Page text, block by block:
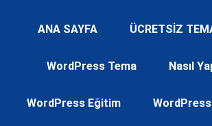
ANA SAYFA ÜCRETSİZ
WordPress Tema Nasıl
WordPress Eğitim